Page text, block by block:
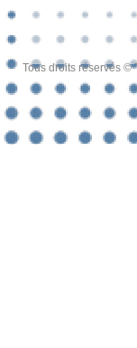
Tous droits réservés ©